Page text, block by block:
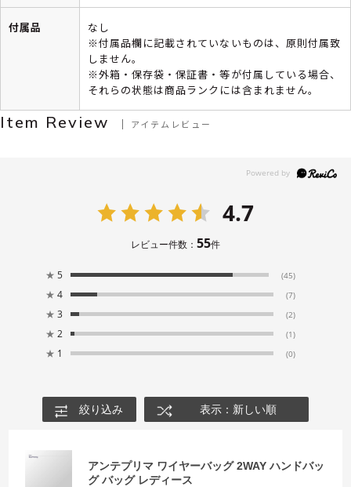
付属品
なし
※付属品欄に記載されていないものは、原則付属致
しません。
※外箱・保存袋・保証書・等が付属している場合、
それらの状態は商品ランクには含まれません。
Item Review アイテムレビュー
4.7
レビュー件数： 55件
★ 5 (45)
★ 4 (7)
★ 3 (2)
★ 2 (1)
★ 1 (0)
絞り込み 表示：新しい順
アンテプリマ ワイヤーバッグ 2WAY ハンドバッ
グ バッグ レディース